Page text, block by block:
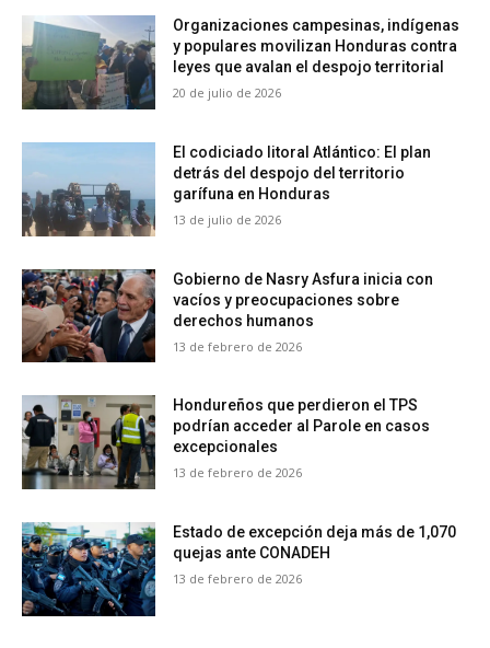
Organizaciones campesinas, indígenas
y populares movilizan Honduras contra
leyes que avalan el despojo territorial
20 de julio de 2026
El codiciado litoral Atlántico: El plan
detrás del despojo del territorio
garífuna en Honduras
13 de julio de 2026
Gobierno de Nasry Asfura inicia con
vacíos y preocupaciones sobre
derechos humanos
13 de febrero de 2026
Hondureños que perdieron el TPS
podrían acceder al Parole en casos
excepcionales
13 de febrero de 2026
Estado de excepción deja más de 1,070
quejas ante CONADEH
13 de febrero de 2026